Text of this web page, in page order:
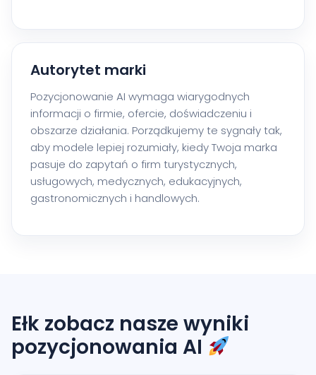
Autorytet marki
Pozycjonowanie AI wymaga wiarygodnych
informacji o firmie, ofercie, doświadczeniu i
obszarze działania. Porządkujemy te sygnały tak,
aby modele lepiej rozumiały, kiedy Twoja marka
pasuje do zapytań o firm turystycznych,
usługowych, medycznych, edukacyjnych,
gastronomicznych i handlowych.
Ełk zobacz nasze wyniki
pozycjonowania AI